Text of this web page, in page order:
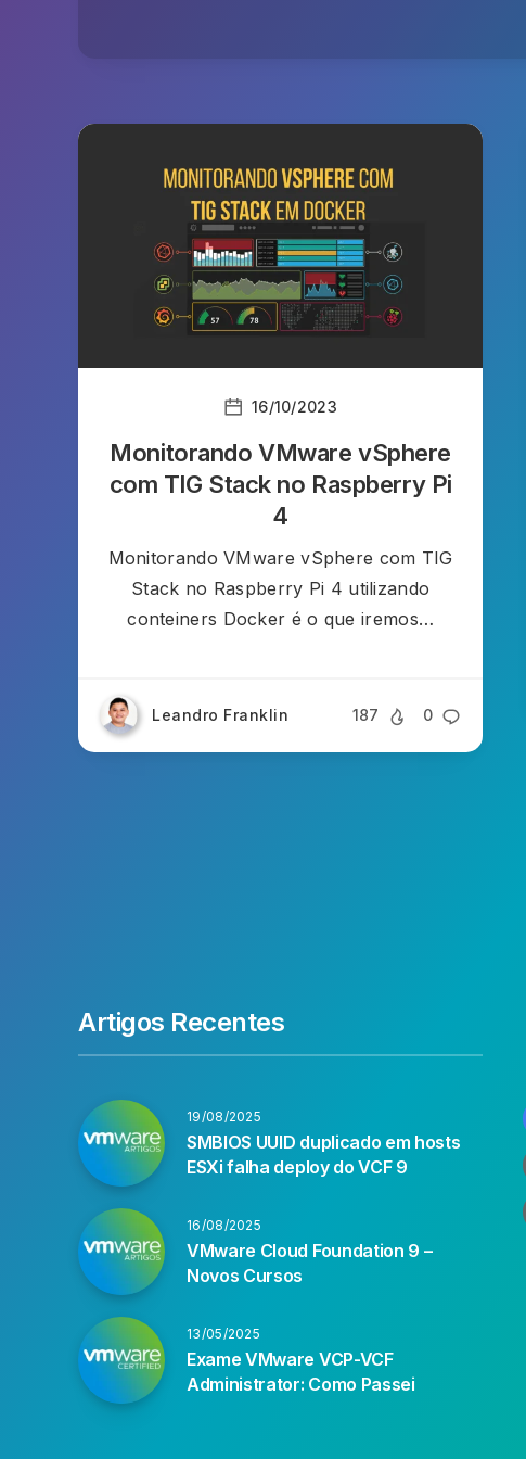
16/10/2023
Monitorando VMware vSphere
com TIG Stack no Raspberry Pi
4
Monitorando VMware vSphere com TIG
Stack no Raspberry Pi 4 utilizando
conteiners Docker é o que iremos…
Leandro Franklin 0
187
Artigos Recentes
19/08/2025
SMBIOS UUID duplicado em hosts
ESXi falha deploy do VCF 9
16/08/2025
VMware Cloud Foundation 9 –
Novos Cursos
13/05/2025
Exame VMware VCP-VCF
Administrator: Como Passei